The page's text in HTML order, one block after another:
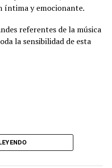
(investigación y voz)
íntima y emocionante.
referentes de la música
la sensibilidad de esta